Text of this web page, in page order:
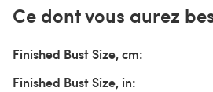
Ce dont vous aurez
Finished Bust Size, cm:
Finished Bust Size, in: